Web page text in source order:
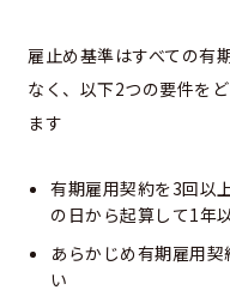
雇止め基準はすべての有
なく、以下2つの要件を
ます
有期雇用契約を3回以
の日から起算して1年
あらかじめ有期雇用
い